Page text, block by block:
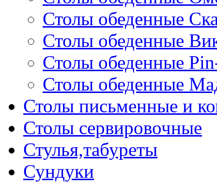
Столы обеденные
Столы обеденные
Столы обеденные
Столы обеденные
Столы письменные и
Столы сервировочные
Стулья,табуреты
Сундуки